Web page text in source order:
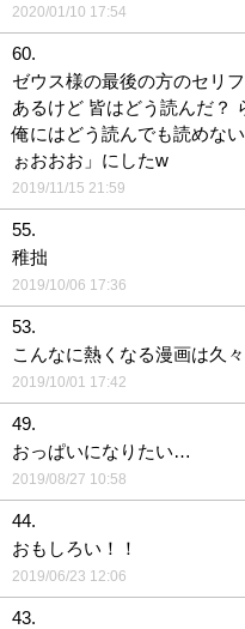
2020/01/10 17:54
60.
ゼウス様の最後の方のセリ
あるけど 皆はどう読んだ？
俺にはどう読んでも読めな
ぉおおお」にしたw
2019/11/15 21:59
55.
稚拙
2019/10/06 17:36
53.
こんなに熱くなる漫画は久
2019/10/01 17:42
49.
おっぱいになりたい…
2019/08/27 10:58
44.
おもしろい！！
2019/06/23 12:06
43.